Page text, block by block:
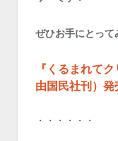
ぜひお手にとっ
『くるまれて
由国民社刊）発
・・・・・・